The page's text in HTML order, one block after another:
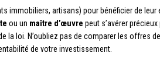
immobiliers, artisans) pour bénéficier de leur
ou un maître d’œuvre peut s’avérer
la loi. N’oubliez pas de comparer les offres
de votre investissement.